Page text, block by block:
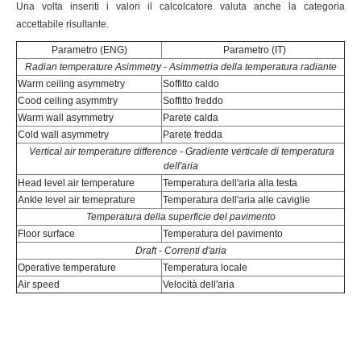
Una volta inseriti i valori il calcolcatore valuta anche la categoria
accettabile risultante.
Parametro (ENG)
Parametro (IT)
Radian temperature Asimmetry - Asimmetria della temperatura radiante
Warm ceiling asymmetry
Soffitto caldo
Cood ceiling asymmtry
Soffitto freddo
Warm wall asymmetry
Parete calda
Cold wall asymmetry
Parete fredda
Vertical air temperature difference - Gradiente verticale di temperatura
dell'aria
Head level air temperature
Temperatura dell'aria alla testa
Ankle level air temeprature
Temperatura dell'aria alle caviglie
Temperatura della superficie del pavimento
Floor surface
Temperatura del pavimento
Draft - Correnti d'aria
Operative temperature
Temperatura locale
Air speed
Velocità dell'aria